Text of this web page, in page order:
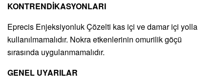
KONTRENDİKASYONLARI
Eprecis Enjeksiyonluk Çözelti kas içi ve damar içi yolla
kullanılmamalıdır. Nokra etkenlerinin omurilik göçü
sırasında uygulanmamalıdır.
GENEL UYARILAR